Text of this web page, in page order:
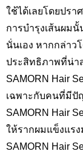
ใช้ได้เลยโดยปรา
การบำรุงเส้นผม
นั่นเอง หากกล่าว
ประสิทธิภาพที่น่า
SAMORN Hair
เฉพาะกับคนที่มีปั
SAMORN Hair
ให้รากผมแข็งแร
SAMORN Hair